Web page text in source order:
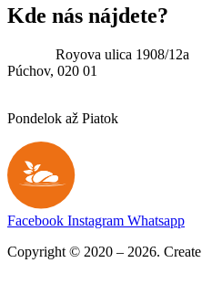
Kde nás nájdete?
Royova ulica 1908/12a
Púchov, 020 01
Pondelok až Piatok
Facebook Instagram Whatsapp
Copyright © 2020 – 2026. Create